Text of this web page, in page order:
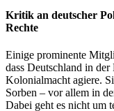
Kritik an deutscher
Rechte
Einige prominente
dass Deutschland in
Kolonialmacht agiere.
Sorben – vor allem in
Dabei geht es nicht um